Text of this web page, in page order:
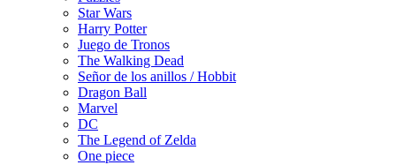
Star Wars
Harry Potter
Juego de Tronos
The Walking Dead
Señor de los anillos / Hobbit
Dragon Ball
Marvel
DC
The Legend of Zelda
One piece